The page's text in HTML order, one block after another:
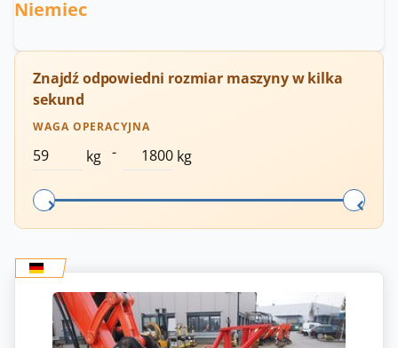
Niemiec
Znajdź odpowiedni rozmiar maszyny w kilka
sekund
WAGA OPERACYJNA
kg - kg